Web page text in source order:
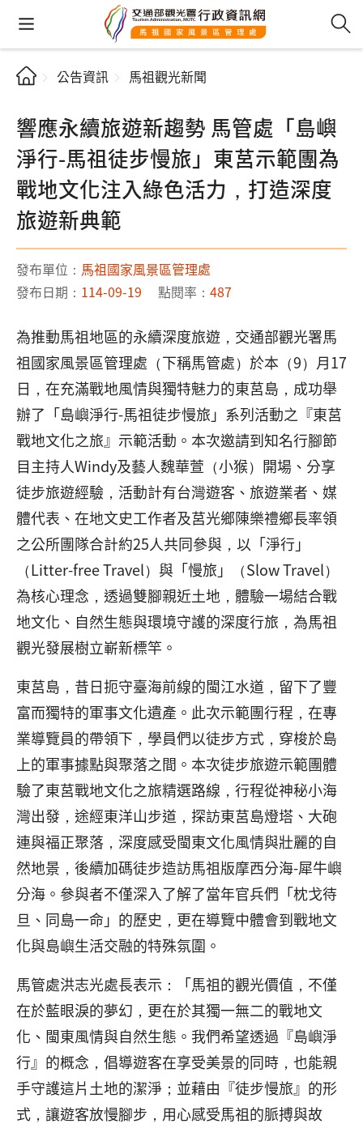
公告資訊 馬祖觀光新聞
響應永續旅遊新趨勢 馬管處「島嶼
淨行-馬祖徒步慢旅」東莒示範團為
戰地文化注入綠色活力，打造深度
旅遊新典範
發布單位： 馬祖國家風景區管理處
發布日期： 114-09-19 點閱率： 487
為推動馬祖地區的永續深度旅遊，交通部觀光署馬
祖國家風景區管理處（下稱馬管處）於本（9）月17
日，在充滿戰地風情與獨特魅力的東莒島，成功舉
辦了「島嶼淨行-馬祖徒步慢旅」系列活動之『東莒
戰地文化之旅』示範活動。本次邀請到知名行腳節
目主持人Windy及藝人魏華萱（小猴）開場、分享
徒步旅遊經驗，活動計有台灣遊客、旅遊業者、媒
體代表、在地文史工作者及莒光鄉陳樂禮鄉長率領
之公所團隊合計約25人共同參與，以「淨行」
（Litter-free Travel）與「慢旅」（Slow Travel）
為核心理念，透過雙腳親近土地，體驗一場結合戰
地文化、自然生態與環境守護的深度行旅，為馬祖
觀光發展樹立嶄新標竿。
東莒島，昔日扼守臺海前線的閩江水道，留下了豐
富而獨特的軍事文化遺產。此次示範團行程，在專
業導覽員的帶領下，學員們以徒步方式，穿梭於島
上的軍事據點與聚落之間。本次徒步旅遊示範團體
驗了東莒戰地文化之旅精選路線，行程從神秘小海
灣出發，途經東洋山步道，探訪東莒島燈塔、大砲
連與福正聚落，深度感受閩東文化風情與壯麗的自
然地景，後續加碼徒步造訪馬祖版摩西分海-犀牛嶼
分海。參與者不僅深入了解了當年官兵們「枕戈待
旦、同島一命」的歷史，更在導覽中體會到戰地文
化與島嶼生活交融的特殊氛圍。
馬管處洪志光處長表示：「馬祖的觀光價值，不僅
在於藍眼淚的夢幻，更在於其獨一無二的戰地文
化、閩東風情與自然生態。我們希望透過『島嶼淨
行』的概念，倡導遊客在享受美景的同時，也能親
手守護這片土地的潔淨；並藉由『徒步慢旅』的形
式，讓遊客放慢腳步，用心感受馬祖的脈搏與故